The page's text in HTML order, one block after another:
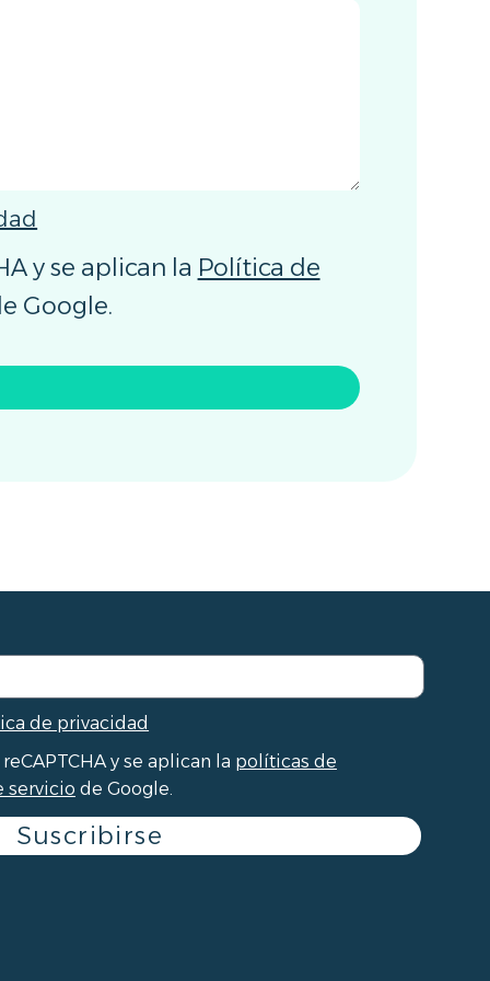
y se aplican la Política de
Google.
de privacidad
y se aplican la políticas de
servicio de Google.
Suscribirse